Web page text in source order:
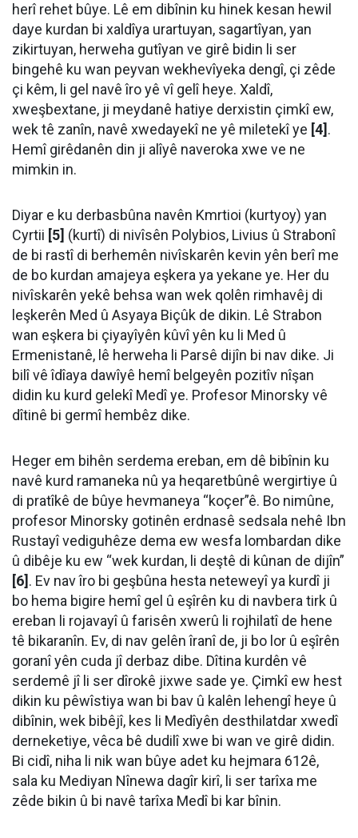
herî rehet bûye. Lê em dibînin ku hinek kesan hewil
daye kurdan bi xaldîya urartuyan, sagartîyan, yan
zikirtuyan, herweha gutîyan ve girê bidin li ser
bingehê ku wan peyvan wekhevîyeka dengî, çi zêde
çi kêm, li gel navê îro yê vî gelî heye. Xaldî,
xweşbextane, ji meydanê hatiye derxistin çimkî ew,
wek tê zanîn, navê xwedayekî ne yê miletekî ye [4] .
Hemî girêdanên din ji alîyê naveroka xwe ve ne
mimkin in.
Diyar e ku derbasbûna navên Kmrtioi (kurtyoy) yan
Cyrtii [5] (kurtî) di nivîsên Polybios, Livius û Strabonî
de bi rastî di berhemên nivîskarên kevin yên berî me
de bo kurdan amajeya eşkera ya yekane ye. Her du
nivîskarên yekê behsa wan wek qolên rimhavêj di
leşkerên Med û Asyaya Biçûk de dikin. Lê Strabon
wan eşkera bi çiyayîyên kûvî yên ku li Med û
Ermenistanê, lê herweha li Parsê dijîn bi nav dike. Ji
bilî vê îdîaya dawîyê hemî belgeyên pozitîv nîşan
didin ku kurd gelekî Medî ye. Profesor Minorsky vê
dîtinê bi germî hembêz dike.
Heger em bihên serdema ereban, em dê bibînin ku
navê kurd ramaneka nû ya heqaretbûnê wergirtiye û
di pratîkê de bûye hevmaneya “koçer”ê. Bo nimûne,
profesor Minorsky gotinên erdnasê sedsala nehê Ibn
Rustayî vediguhêze dema ew wesfa lombardan dike
û dibêje ku ew “wek kurdan, li deştê di kûnan de dijîn”
[6] . Ev nav îro bi geşbûna hesta neteweyî ya kurdî ji
bo hema bigire hemî gel û eşîrên ku di navbera tirk û
ereban li rojavayî û farisên xwerû li rojhilatî de hene
tê bikaranîn. Ev, di nav gelên îranî de, ji bo lor û eşîrên
goranî yên cuda jî derbaz dibe. Dîtina kurdên vê
serdemê jî li ser dîrokê jixwe sade ye. Çimkî ew hest
dikin ku pêwîstiya wan bi bav û kalên lehengî heye û
dibînin, wek bibêjî, kes li Medîyên desthilatdar xwedî
derneketiye, vêca bê dudilî xwe bi wan ve girê didin.
Bi cidî, niha li nik wan bûye adet ku hejmara 612ê,
sala ku Mediyan Nînewa dagîr kirî, li ser tarîxa me
zêde bikin û bi navê tarîxa Medî bi kar bînin.